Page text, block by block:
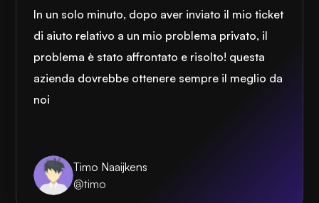
In un solo minuto, dopo aver inviato il mio ticket
di aiuto relativo a un mio problema privato, il
problema è stato affrontato e risolto! questa
azienda dovrebbe ottenere sempre il meglio da
noi
Timo Naaijkens
@timo